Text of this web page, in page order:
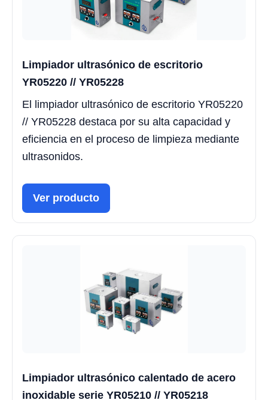
Limpiador ultrasónico de escritorio
YR05220 // YR05228
El limpiador ultrasónico de escritorio YR05220
// YR05228 destaca por su alta capacidad y
eficiencia en el proceso de limpieza mediante
ultrasonidos.
Ver producto
Limpiador ultrasónico calentado de acero
inoxidable serie YR05210 // YR05218